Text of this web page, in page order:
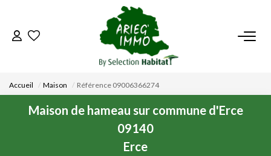
ACCUEIL
NOS BIENS
VENDRE UN BIEN
Accueil Maison Référence 09006366274
Maison de hameau sur commune d'Erce
09140
Erce